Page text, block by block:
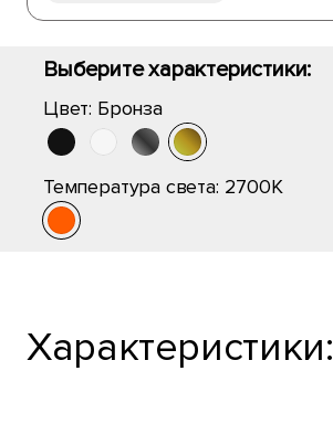
Выберите характеристики:
Цвет: Бронза
Температура света: 2700K
Характеристики: